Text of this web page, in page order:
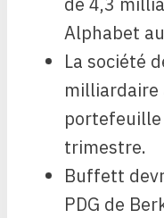
Alphabet
La société
milliardaire
portefeuille
trimestre.
Buffett
PDG de